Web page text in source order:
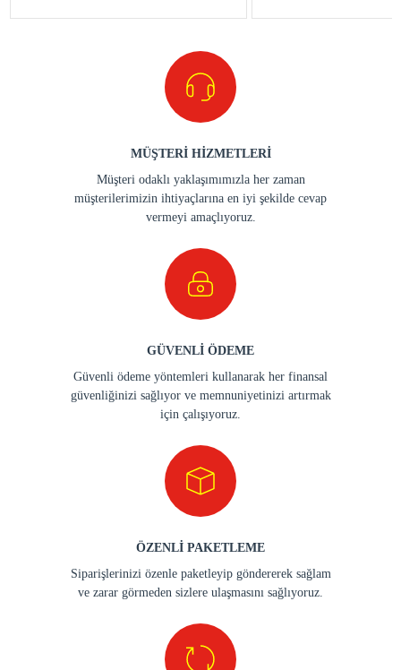
MÜŞTERİ HİZMETLERİ
Müşteri odaklı yaklaşımımızla her zaman
müşterilerimizin ihtiyaçlarına en iyi şekilde cevap
vermeyi amaçlıyoruz.
GÜVENLİ ÖDEME
Güvenli ödeme yöntemleri kullanarak her finansal
güvenliğinizi sağlıyor ve memnuniyetinizi artırmak
için çalışıyoruz.
ÖZENLİ PAKETLEME
Siparişlerinizi özenle paketleyip göndererek sağlam
ve zarar görmeden sizlere ulaşmasını sağlıyoruz.